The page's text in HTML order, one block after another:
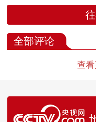
全部评论
查